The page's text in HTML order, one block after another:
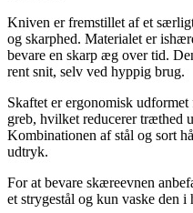
Kniven er fremstillet af et
og skarphed. Materialet er
bevare en skarp æg over tid.
rent snit, selv ved hyppig brug.
Skaftet er ergonomisk
greb, hvilket reducerer træthed
Kombinationen af stål og sort
udtryk.
For at bevare skæreevnen
et strygestål og kun vaske den i